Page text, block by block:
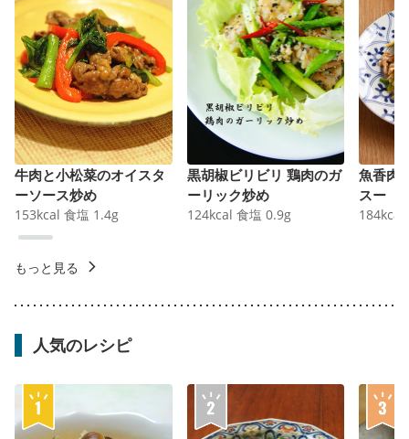
牛肉と小松菜のオイスタ
ーソース炒め
153kcal 食塩 1.4g
黒胡椒ビリビリ 鶏肉のガ
ーリック炒め
124kcal 食塩 0.9g
魚香肉
スー
184kcal
もっと見る
人気のレシピ